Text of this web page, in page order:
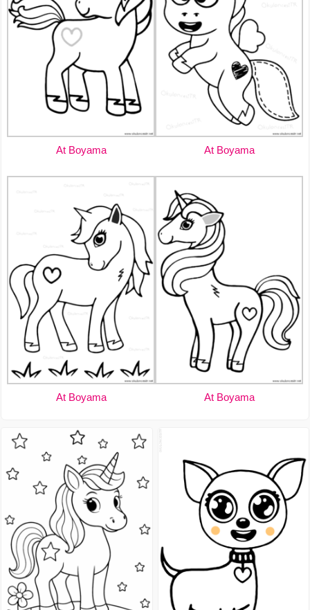
At Boyama At Boyama
At Boyama At Boyama